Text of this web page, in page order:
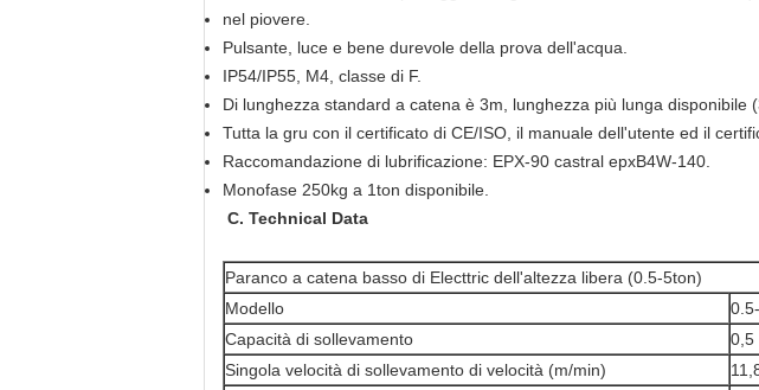
nel piovere.
Pulsante, luce e bene durevole della prova dell'acqua.
IP54/IP55, M4, classe di F.
Di lunghezza standard a catena è 3m, lunghezza più lunga disponibile
Tutta la gru con il certificato di CE/ISO, il manuale dell'utente ed il
Raccomandazione di lubrificazione: EPX-90 castral epxB4W-140.
Monofase 250kg a 1ton disponibile.
C. Technical Data
Paranco a catena basso di Electtric dell'altezza libera (0.5-5ton)
Modello
Capacità di sollevamento
0,5
Singola velocità di sollevamento di velocità (m/min)